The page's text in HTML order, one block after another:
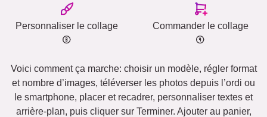
Personnaliser le collage Commander le collage
Voici comment ça marche: choisir un modèle, régler format
et nombre d’images, téléverser les photos depuis l’ordi ou
le smartphone, placer et recadrer, personnaliser textes et
arrière-plan, puis cliquer sur Terminer. Ajouter au panier,